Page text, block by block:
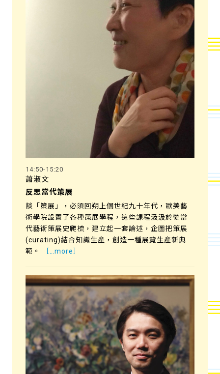
14:50-15:20
蕭淑文
反思當代策展
談「策展」，必須回朔上個世紀九十年代，歐美藝
術學院設置了各種策展學程，這些課程汲汲於從當
代藝術策展史爬梳，建立起一套論述，企圖把策展
(curating)結合知識生產，創造一種展覽生產新典
範。
［…more］